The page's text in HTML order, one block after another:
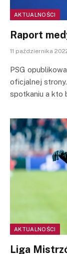
AKTUALNOŚCI
Raport
11 października
PSG
oficjalnej
spotkaniu a kto
AKTUALNOŚCI
Liga